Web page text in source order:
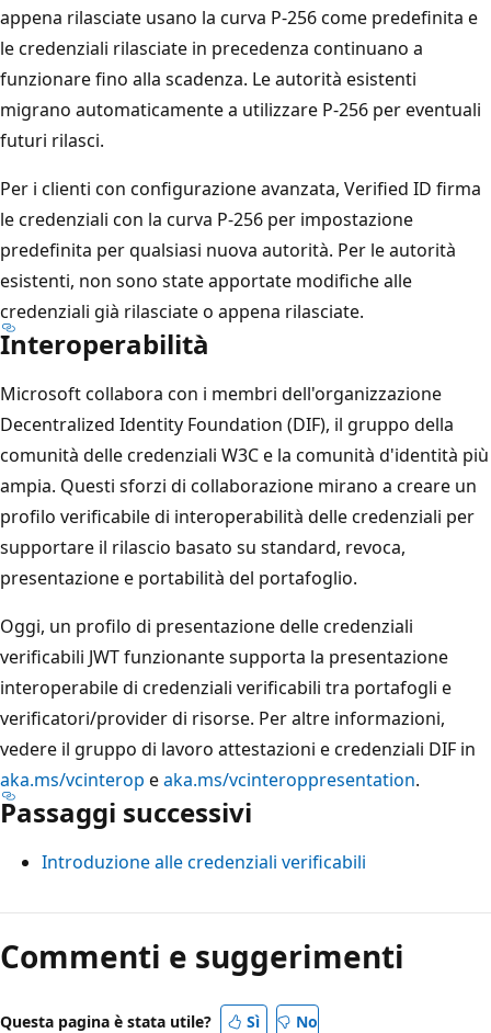
appena rilasciate usano la curva P-256 come predefinita e
le credenziali rilasciate in precedenza continuano a
funzionare fino alla scadenza. Le autorità esistenti
migrano automaticamente a utilizzare P-256 per eventuali
futuri rilasci.
Per i clienti con configurazione avanzata, Verified ID firma
le credenziali con la curva P-256 per impostazione
predefinita per qualsiasi nuova autorità. Per le autorità
esistenti, non sono state apportate modifiche alle
credenziali già rilasciate o appena rilasciate.
Interoperabilità
Microsoft collabora con i membri dell'organizzazione
Decentralized Identity Foundation (DIF), il gruppo della
comunità delle credenziali W3C e la comunità d'identità più
ampia. Questi sforzi di collaborazione mirano a creare un
profilo verificabile di interoperabilità delle credenziali per
supportare il rilascio basato su standard, revoca,
presentazione e portabilità del portafoglio.
Oggi, un profilo di presentazione delle credenziali
verificabili JWT funzionante supporta la presentazione
interoperabile di credenziali verificabili tra portafogli e
verificatori/provider di risorse. Per altre informazioni,
vedere il gruppo di lavoro attestazioni e credenziali DIF in
aka.ms/vcinterop eaka.ms/vcinteroppresentation.
Passaggi successivi
Introduzione alle credenziali verificabili
Modalità
di
lettura
Commenti e suggerimenti
Questa pagina è stata utile? Sì No